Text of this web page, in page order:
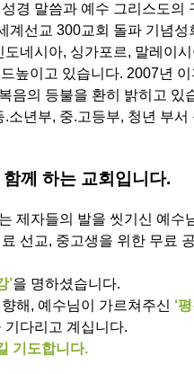
경 말씀과 예수 그리스도의
선교 300교회 돌파 기념
네시아, 싱가포르, 말레이
높이고 있습니다. 2007년
음의 등불을 환히 밝히고 있
년부, 중.고등부, 청년 부
께 하는 교회입니다.
제자들의 발을 씻기신 예
선교, 중고생을 위한 무료
’을 명하셨습니다.
해, 예수님이 가르쳐주신 ‘
기다리고 계십니다.
기도합니다.